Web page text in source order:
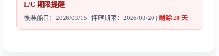
L/C 期限提醒
後裝船日：2026/03/15 | 押匯期限：2026/03/20 | 剩餘 28 天